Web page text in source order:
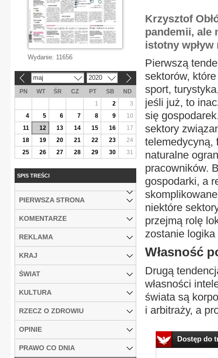
Krzysztof
pandemii, ale
istotny
Pierwszą
sektorów,
sport,
jeśli już, to
się
sektory
telemedycyną,
naturalne
pracowników.
gospodarki, a
niektóre
przejmą rolę
zostanie
Własność
Drugą
własności
świata są
i arbitraży, a
Dostęp do
Wydanie: 11656
maj 2020
PN WT ŚR CZ PT SB
ND
1
2
3
4
5 6 7 8 9
10
11
12 13 14 15 16
17
18
19 20 21 22 23
24
25
26 27 28 29 30 31
SPIS TREŚCI
PIERWSZA STRONA
KOMENTARZE
REKLAMA
KRAJ
ŚWIAT
KULTURA
RZECZ O ZDROWIU
OPINIE
PRAWO CO DNIA